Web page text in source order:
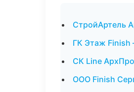
СтройАртель
ГК Этаж
СК Line
ООО Finish